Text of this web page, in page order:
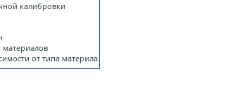
калибровки
от типа материла